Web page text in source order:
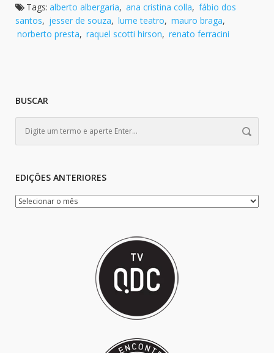
Tags: alberto albergaria, ana cristina colla, fábio dos
santos, jesser de souza, lume teatro, mauro braga,
norberto presta, raquel scotti hirson, renato ferracini
BUSCAR
EDIÇÕES ANTERIORES